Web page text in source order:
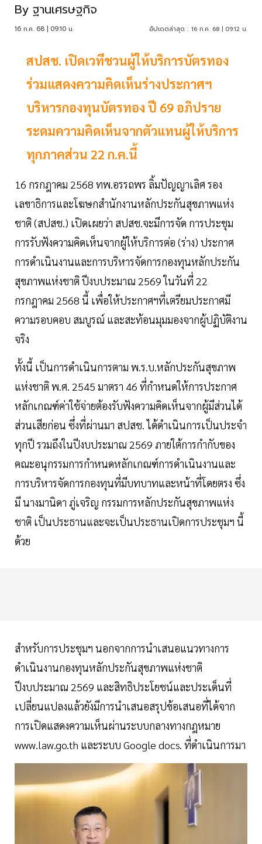
By ฐานเศรษฐกิจ
16 ก.ค. 68 | 09:10 น. อัปเดตล่าสุด : 16 ก.ค. 68 | 09:12 น.
สปสช. เปิดเวทีชวนผู้ให้บริการบัตรทอง
ร่วมแสดงความคิดเห็นร่างประกาศฯ
บริหารกองทุนบัตรทอง ปี 69 อภิปราย
ระดมความคิดเห็นจากตัวแทนผู้ให้บริการ
ทุกภาคส่วน 22 ก.ค.นี้
16 กรกฎาคม 2568 ทพ.อรรถพร ลิ้มปัญญาเลิศ รอง
เลขาธิการและโฆษกสำนักงานหลักประกันสุขภาพแห่ง
ชาติ (สปสช.) เปิดเผยว่า สปสช.จะมีการจัด การประชุม
การรับฟังความคิดเห็นจากผู้ให้บริการต่อ (ร่าง) ประกาศ
การดำเนินงานและการบริหารจัดการกองทุนหลักประกัน
สุขภาพแห่งชาติ ปีงบประมาณ 2569 ในวันที่ 22
กรกฎาคม 2568 นี้ เพื่อให้ประกาศฯที่เตรียมประกาศมี
ความรอบคอบ สมบูรณ์ และสะท้อนมุมมองจากผู้ปฏิบัติงาน
จริง
ทั้งนี้ เป็นการดำเนินการตาม พ.ร.บ.หลักประกันสุขภาพ
แห่งชาติ พ.ศ. 2545 มาตรา 46 ที่กำหนดให้การประกาศ
หลักเกณฑ์ค่าใช้จ่ายต้องรับฟังความคิดเห็นจากผู้มีส่วนได้
ส่วนเสียก่อน ซึ่งที่ผ่านมา สปสช. ได้ดำเนินการเป็นประจำ
ทุกปี รวมถึงในปีงบประมาณ 2569 ภายใต้การกำกับของ
คณะอนุกรรมการกำหนดหลักเกณฑ์การดำเนินงานและ
การบริหารจัดการกองทุนที่มีบทบาทและหน้าที่โดยตรง ซึ่ง
มี นางมานิดา ภู่เจริญ กรรมการหลักประกันสุขภาพแห่ง
ชาติ เป็นประธานและจะเป็นประธานเปิดการประชุมฯ นี้
ด้วย
สำหรับการประชุมฯ นอกจากการนำเสนอแนวทางการ
ดำเนินงานกองทุนหลักประกันสุขภาพแห่งชาติ
ปีงบประมาณ 2569 และสิทธิประโยชน์และประเด็นที่
เปลี่ยนแปลงแล้วยังมีการนำเสนอสรุปข้อเสนอที่ได้จาก
การเปิดแสดงความเห็นผ่านระบบกลางทางกฎหมาย
www.law.go.th และระบบ Google docs. ที่ดำเนินการมา